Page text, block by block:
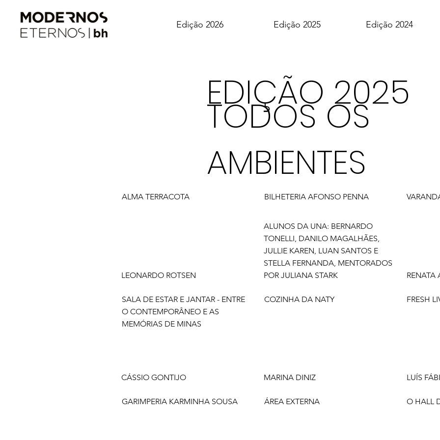
Edição 2026 Edição 2025 Edição 2024
EDIÇÃO 2025
TODOS OS
AMBIENTES
ALMA TERRACOTA
LEONARDO ROTSEN
BILHETERIA AFONSO PENNA
ALUNOS DA UNA: BERNARDO
TONELLI, DANILO MAGALHÃES,
JULLIE KAREN, LUAN SANTOS E
STELLA FERNANDA, MENTORADOS
POR JULIANA STARK
RENATA
SALA DE ESTAR E JANTAR - ENTRE
O CONTEMPORÂNEO E AS
MEMÓRIAS DE MINAS
CÁSSIO GONTIJO
COZINHA DA NATY
MARINA DINIZ
FRESH
LUÍS
GARIMPERIA KARMINHA SOUSA ÁREA EXTERNA O HALL